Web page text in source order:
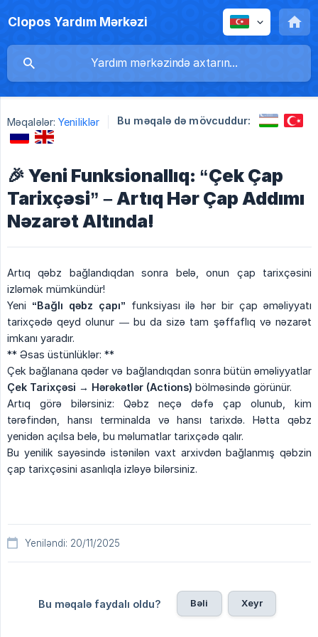
Clopos Yardım Mərkəzi
Məqalələr: Yeniliklər Bu məqalə də mövcuddur:
🎉 Yeni Funksionallıq: “Çek Çap
Tarixçəsi” – Artıq Hər Çap Addımı
Nəzarət Altında!
Artıq qəbz bağlandıqdan sonra belə, onun çap tarixçəsini
izləmək mümkündür!
Yeni “Bağlı qəbz çapı” funksiyası ilə hər bir çap əməliyyatı
tarixçədə qeyd olunur — bu da sizə tam şəffaflıq və nəzarət
imkanı yaradır.
** Əsas üstünlüklər: **
Çek bağlanana qədər və bağlandıqdan sonra bütün əməliyyatlar
Çek Tarixçəsi → Hərəkətlər (Actions) bölməsində görünür.
Artıq görə bilərsiniz: Qəbz neçə dəfə çap olunub, kim
tərəfindən, hansı terminalda və hansı tarixdə. Hətta qəbz
yenidən açılsa belə, bu məlumatlar tarixçədə qalır.
Bu yenilik sayəsində istənilən vaxt arxivdən bağlanmış qəbzin
çap tarixçəsini asanlıqla izləyə bilərsiniz.
Yeniləndi: 20/11/2025
Bu məqalə faydalı oldu? Bəli Xeyr